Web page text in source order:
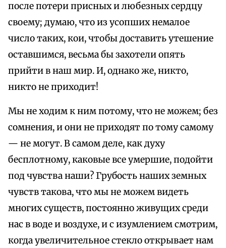
после потери присных и любезных сердцу
своему; думаю, что из усопших немалое
число таких, кои, чтобы доставить утешение
оставшимся, весьма бы захотели опять
прийти в наш мир. И, однако же, никто,
никто не приходит!
Мы не ходим к ним потому, что не можем; без
сомнения, и они не приходят по тому самому
— не могут. В самом деле, как духу
бесплотному, каковые все умершие, подойти
под чувства наши? Грубость наших земных
чувств такова, что мы не можем видеть
многих существ, постоянно живущих среди
нас в воде и воздухе, и с изумлением смотрим,
когда увеличительное стекло открывает нам